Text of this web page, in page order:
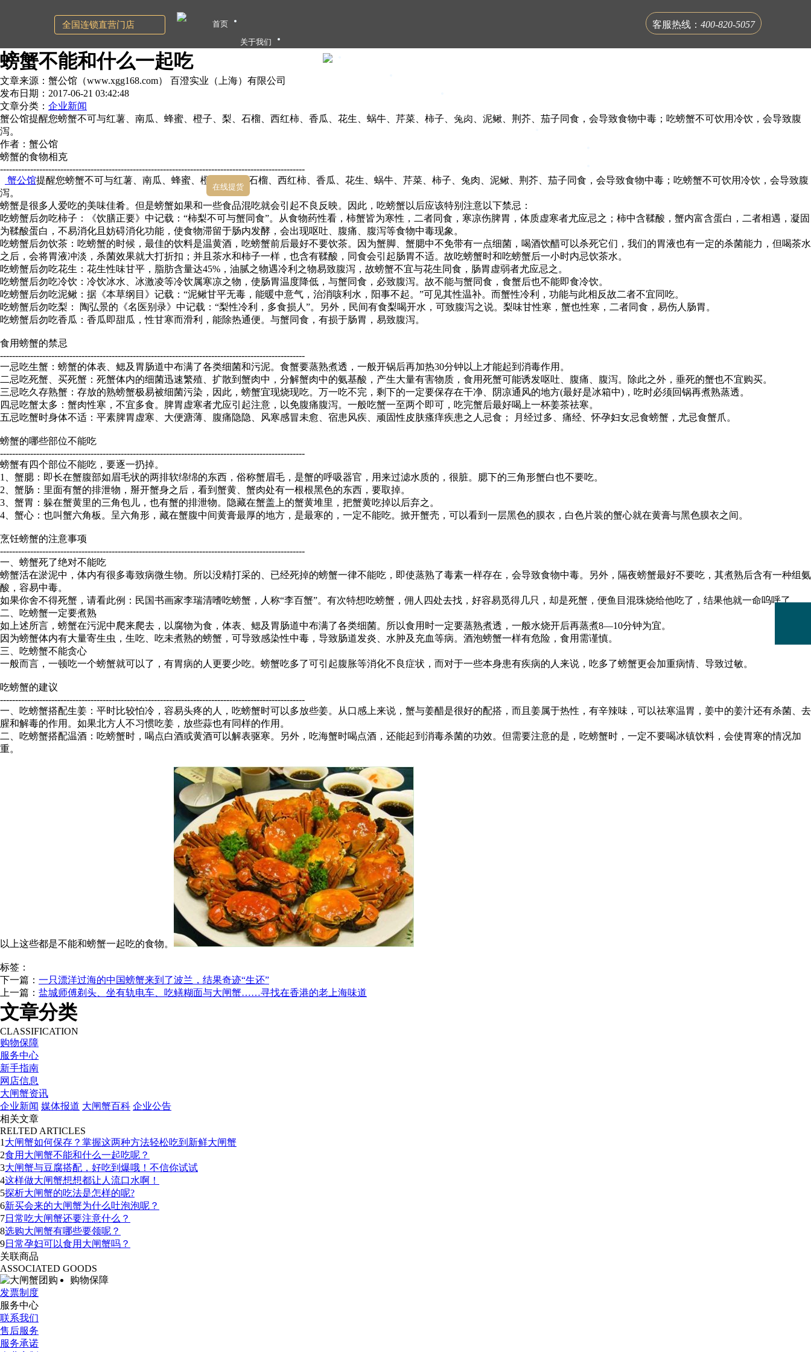
螃蟹不能和什么一起吃
文章来源：蟹公馆（www.xgg168.com） 百澄实业（上海）有限公司
发布日期：2017-06-21 03:42:48
文章分类： 企业新闻
蟹公馆提醒您螃蟹不可与红薯、南瓜、蜂蜜、橙子、梨、石榴、西红柿、香瓜、花生、蜗牛、芹菜、柿子、兔肉、泥鳅、荆芥、茄子同食，会导致食物中毒；吃螃蟹不可饮用冷饮，会导致腹
泻。
作者：蟹公馆
螃蟹的食物相克
-----------------------------------------------------------------------------------------------------
蟹公馆提醒您螃蟹不可与红薯、南瓜、蜂蜜、橙子、梨、石榴、西红柿、香瓜、花生、蜗牛、芹菜、柿子、兔肉、泥鳅、荆芥、茄子同食，会导致食物中毒；吃螃蟹不可饮用冷饮，会导致腹
泻。
螃蟹是很多人爱吃的美味佳肴。但是螃蟹如果和一些食品混吃就会引起不良反映。因此，吃螃蟹以后应该特别注意以下禁忌：
吃螃蟹后勿吃柿子：《饮膳正要》中记载：“柿梨不可与蟹同食”。从食物药性看，柿蟹皆为寒性，二者同食，寒凉伤脾胃，体质虚寒者尤应忌之；柿中含鞣酸，蟹内富含蛋白，二者相遇，凝固
为鞣酸蛋白，不易消化且妨碍消化功能，使食物滞留于肠内发酵，会出现呕吐、腹痛、腹泻等食物中毒现象。
吃螃蟹后勿饮茶：吃螃蟹的时候，最佳的饮料是温黄酒，吃螃蟹前后最好不要饮茶。因为蟹脚、蟹腮中不免带有一点细菌，喝酒饮醋可以杀死它们，我们的胃液也有一定的杀菌能力，但喝茶水
之后，会将胃液冲淡，杀菌效果就大打折扣；并且茶水和柿子一样，也含有鞣酸，同食会引起肠胃不适。故吃螃蟹时和吃螃蟹后一小时内忌饮茶水。
吃螃蟹后勿吃花生：花生性味甘平，脂肪含量达45%，油腻之物遇冷利之物易致腹泻，故螃蟹不宜与花生同食，肠胃虚弱者尤应忌之。
吃螃蟹后勿吃冷饮：冷饮冰水、冰激凌等冷饮属寒凉之物，使肠胃温度降低，与蟹同食，必致腹泻。故不能与蟹同食，食蟹后也不能即食冷饮。
吃螃蟹后勿吃泥鳅：据《本草纲目》记载：“泥鳅甘平无毒，能暖中意气，治消咳利水，阳事不起。”可见其性温补。而蟹性冷利，功能与此相反故二者不宜同吃。
吃螃蟹后勿吃梨： 陶弘景的《名医别录》中记载：“梨性冷利，多食损人”。另外，民间有食梨喝开水，可致腹泻之说。梨味甘性寒，蟹也性寒，二者同食，易伤人肠胃。
吃螃蟹后勿吃香瓜：香瓜即甜瓜，性甘寒而滑利，能除热通便。与蟹同食，有损于肠胃，易致腹泻。
食用螃蟹的禁忌
-----------------------------------------------------------------------------------------------------
一忌吃生蟹：螃蟹的体表、鳃及胃肠道中布满了各类细菌和污泥。食蟹要蒸熟煮透，一般开锅后再加热30分钟以上才能起到消毒作用。
二忌吃死蟹、买死蟹：死蟹体内的细菌迅速繁殖、扩散到蟹肉中，分解蟹肉中的氨基酸，产生大量有害物质，食用死蟹可能诱发呕吐、腹痛、腹泻。除此之外，垂死的蟹也不宜购买。
三忌吃久存熟蟹：存放的熟螃蟹极易被细菌污染，因此，螃蟹宜现烧现吃。万一吃不完，剩下的一定要保存在干净、阴凉通风的地方(最好是冰箱中)，吃时必须回锅再煮熟蒸透。
四忌吃蟹太多：蟹肉性寒，不宜多食。脾胃虚寒者尤应引起注意，以免腹痛腹泻。一般吃蟹一至两个即可，吃完蟹后最好喝上一杯姜茶祛寒。
五忌吃蟹时身体不适：平素脾胃虚寒、大便溏薄、腹痛隐隐、风寒感冒未愈、宿患风疾、顽固性皮肤瘙痒疾患之人忌食； 月经过多、痛经、怀孕妇女忌食螃蟹，尤忌食蟹爪。
螃蟹的哪些部位不能吃
-----------------------------------------------------------------------------------------------------
螃蟹有四个部位不能吃，要逐一扔掉。
1、蟹腮：即长在蟹腹部如眉毛状的两排软绵绵的东西，俗称蟹眉毛，是蟹的呼吸器官，用来过滤水质的，很脏。腮下的三角形蟹白也不要吃。
2、蟹肠：里面有蟹的排泄物，掰开蟹身之后，看到蟹黄、蟹肉处有一根根黑色的东西，要取掉。
3、蟹胃：躲在蟹黄里的三角包儿，也有蟹的排泄物。隐藏在蟹盖上的蟹黄堆里，把蟹黄吃掉以后弃之。
4、蟹心：也叫蟹六角板。呈六角形，藏在蟹腹中间黄膏最厚的地方，是最寒的，一定不能吃。掀开蟹壳，可以看到一层黑色的膜衣，白色片装的蟹心就在黄膏与黑色膜衣之间。
烹饪螃蟹的注意事项
-----------------------------------------------------------------------------------------------------
一、螃蟹死了绝对不能吃
螃蟹活在淤泥中，体内有很多毒致病微生物。所以没精打采的、已经死掉的螃蟹一律不能吃，即使蒸熟了毒素一样存在，会导致食物中毒。另外，隔夜螃蟹最好不要吃，其煮熟后含有一种组氨
酸，容易中毒。
如果你舍不得死蟹，请看此例：民国书画家李瑞清嗜吃螃蟹，人称“李百蟹”。有次特想吃螃蟹，佣人四处去找，好容易觅得几只，却是死蟹，便鱼目混珠烧给他吃了，结果他就一命呜呼了。
二、吃螃蟹一定要煮熟
如上述所言，螃蟹在污泥中爬来爬去，以腐物为食，体表、鳃及胃肠道中布满了各类细菌。所以食用时一定要蒸熟煮透，一般水烧开后再蒸煮8―10分钟为宜。
因为螃蟹体内有大量寄生虫，生吃、吃未煮熟的螃蟹，可导致感染性中毒，导致肠道发炎、水肿及充血等病。酒泡螃蟹一样有危险，食用需谨慎。
三、吃螃蟹不能贪心
一般而言，一顿吃一个螃蟹就可以了，有胃病的人更要少吃。螃蟹吃多了可引起腹胀等消化不良症状，而对于一些本身患有疾病的人来说，吃多了螃蟹更会加重病情、导致过敏。
吃螃蟹的建议
-----------------------------------------------------------------------------------------------------
一、吃螃蟹搭配生姜：平时比较怕冷，容易头疼的人，吃螃蟹时可以多放些姜。从口感上来说，蟹与姜醋是很好的配搭，而且姜属于热性，有辛辣味，可以祛寒温胃，姜中的姜汁还有杀菌、去
腥和解毒的作用。如果北方人不习惯吃姜，放些蒜也有同样的作用。
二、吃螃蟹搭配温酒：吃螃蟹时，喝点白酒或黄酒可以解表驱寒。另外，吃海蟹时喝点酒，还能起到消毒杀菌的功效。但需要注意的是，吃螃蟹时，一定不要喝冰镇饮料，会使胃寒的情况加
重。
以上这些都是不能和螃蟹一起吃的食物。
标签：
下一篇： 一只漂洋过海的中国螃蟹来到了波兰，结果奇迹“生还”
上一篇： 盐城师傅剃头、坐有轨电车、吃鳝糊面与大闸蟹……寻找在香港的老上海味道
文章分类
CLASSIFICATION
购物保障
服务中心
新手指南
网店信息
大闸蟹资讯
企业新闻 媒体报道 大闸蟹百科 企业公告
相关文章
RELTED ARTICLES
1 大闸蟹如何保存？掌握这两种方法轻松吃到新鲜大闸蟹
2食用大闸蟹不能和什么一起吃呢？
3大闸蟹与豆腐搭配，好吃到爆哦！不信你试试
4这样做大闸蟹想想都让人流口水啊！
5探析大闸蟹的吃法是怎样的呢?
6新买会来的大闸蟹为什么吐泡泡呢？
7日常吃大闸蟹还要注意什么？
8选购大闸蟹有哪些要领呢？
9日常孕妇可以食用大闸蟹吗？
关联商品
ASSOCIATED GOODS
购物保障
发票制度
服务中心
联系我们
售后服务
服务承诺
全国连锁直营门店
首页
关于我们
大闸蟹资讯
在线提货
客服热线： 400-820-5057